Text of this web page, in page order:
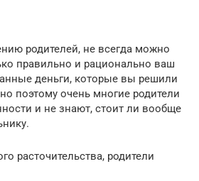
родителей, не всегда можно
правильно и рационально ваш
деньги, которые вы решили
поэтому очень многие родители
и не знают, стоит ли вообще
расточительства, родители